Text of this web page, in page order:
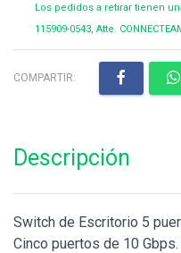
Los pedidos a retirar tienen
115909-0543, Atte.
COMPARTIR:
Descripción
Switch de Escritorio 5
Cinco puertos de 10